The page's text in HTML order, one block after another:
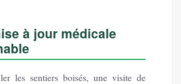
à jour médicale
les sentiers boisés, une visite de